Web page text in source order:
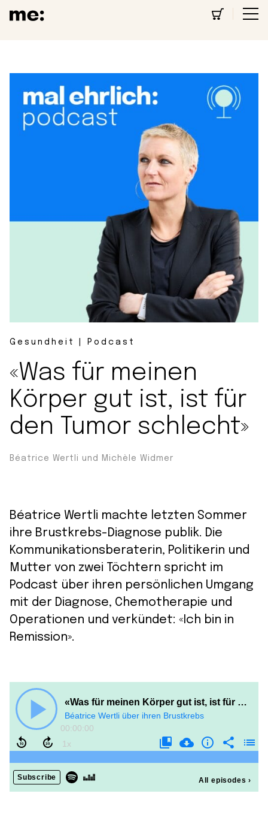
Gesundheit | Podcast
«Was für meinen
Körper gut ist, ist für
den Tumor schlecht»
Béatrice Wertli und Michèle Widmer
Béatrice Wertli machte letzten Sommer
ihre Brustkrebs-Diagnose publik. Die
Kommunikationsberaterin, Politikerin und
Mutter von zwei Töchtern spricht im
Podcast über ihren persönlichen Umgang
mit der Diagnose, Chemotherapie und
Operationen und verkündet: «Ich bin in
Remission».